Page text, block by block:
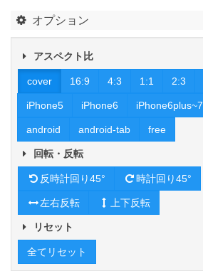
オプション
アスペクト比
cover 16:9 4:3 1:1 2:3
iPhone5 iPhone6 iPhone6plus~7
android android-tab free
回転・反転
反時計回り45° 時計回り45°
左右反転 上下反転
リセット
全てリセット